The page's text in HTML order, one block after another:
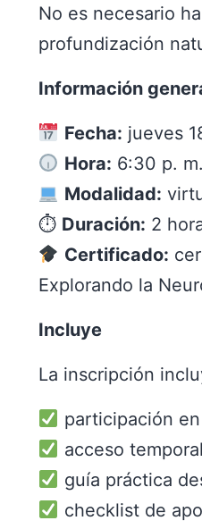
No es necesario
profundización
Información
Fecha: jueves
Hora: 6:30 p. m.
Modalidad:
⏱ Duración: 2
Certificado:
Explorando la
Incluye
La inscripción
participación
acceso
guía práctica
checklist de